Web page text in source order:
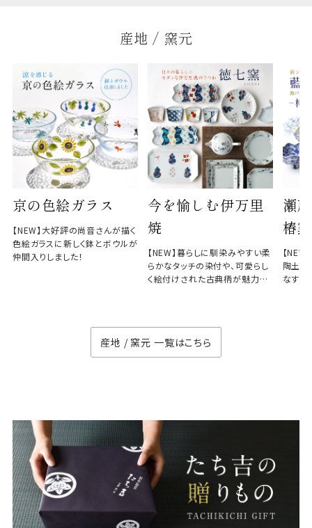
産地 / 窯元
京の色絵ガラス
【NEW】大好評の尚音さんが描く
色絵ガラスに新しく鉢とボウルが
仲間入りしました！
今を愉しむ伊万里
焼
【NEW】暮らしに馴染みやすい柔
らかなタッチの染付や、可愛らし
く絵付けされた古典柄が魅力の
瀬
椿窯
【
陶土と
なす、
産地 / 窯元 一覧はこちら